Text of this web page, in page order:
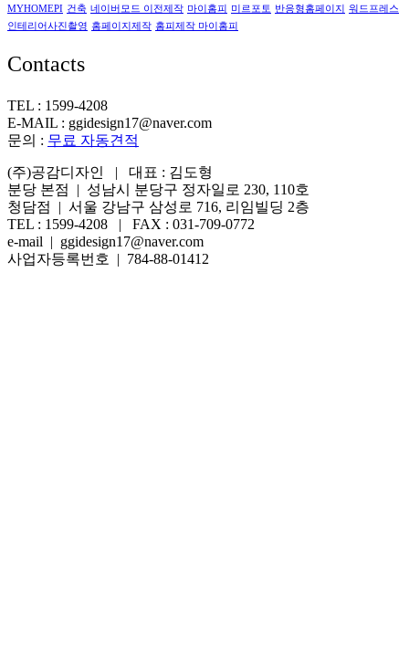
MYHOMEPI 건축 네이버모드 이전제작 마이홈피 미르포토 반응형홈페이지
워드프레스
인테리어사진촬영 홈페이지제작 홈피제작 마이홈피
Contacts
TEL : 1599-4208
E-MAIL : ggidesign17@naver.com
문의 : 무료 자동견적
(주)공감디자인 | 대표 : 김도형
분당 본점 | 성남시 분당구 정자일로 230, 110호
청담점 | 서울 강남구 삼성로 716, 리임빌딩 2층
TEL : 1599-4208 | FAX : 031-709-0772
e-mail | ggidesign17@naver.com
사업자등록번호 | 784-88-01412